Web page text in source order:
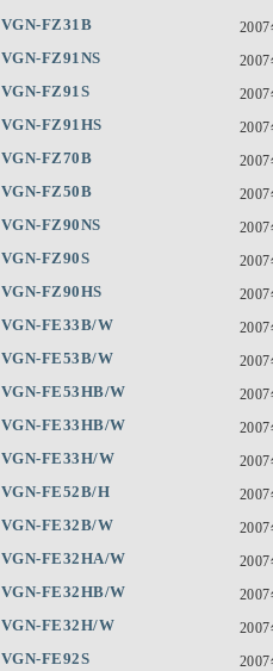
VGN-FZ31B
VGN-FZ91NS
VGN-FZ91S
VGN-FZ91HS
VGN-FZ70B
VGN-FZ50B
VGN-FZ90NS
VGN-FZ90S
VGN-FZ90HS
VGN-FE33B/W
VGN-FE53B/W
VGN-FE53HB/W
VGN-FE33HB/W
VGN-FE33H/W
VGN-FE52B/H
VGN-FE32B/W
VGN-FE32HA/W
VGN-FE32HB/W
VGN-FE32H/W
VGN-FE92S